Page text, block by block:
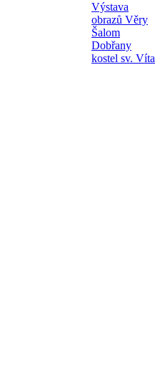
Výstava
obrazů Věry
Šalom
Dobřany
kostel sv. Víta